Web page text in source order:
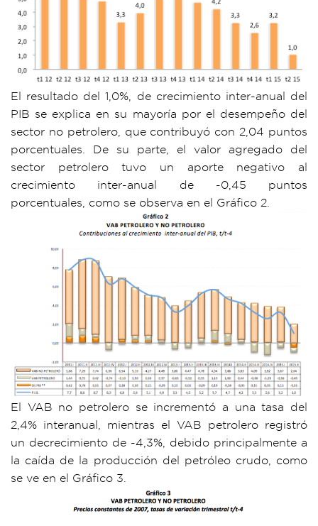
El resultado del 1,0%, de crecimiento inter-anual del
PIB se explica en su mayoría por el desempeño del
sector no petrolero, que contribuyó con 2,04 puntos
porcentuales. De su parte, el valor agregado del
sector petrolero tuvo un aporte negativo al
crecimiento inter-anual de -0,45 puntos
porcentuales, como se observa en el Gráfico 2.
El VAB no petrolero se incrementó a una tasa del
2,4% interanual, mientras el VAB petrolero registró
un decrecimiento de -4,3%, debido principalmente a
la caída de la producción del petróleo crudo, como
se ve en el Gráfico 3.